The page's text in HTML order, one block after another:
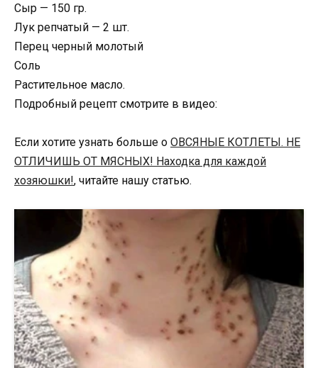
Сыр — 150 гр.
Лук репчатый — 2 шт.
Перец черный молотый
Соль
Растительное масло.
Подробный рецепт смотрите в видео:
Если хотите узнать больше о ОВСЯНЫЕ КОТЛЕТЫ. НЕ
ОТЛИЧИШЬ ОТ МЯСНЫХ! Находка для каждой
хозяюшки!, читайте нашу статью.